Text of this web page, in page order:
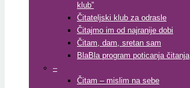
klub”
Čitateljski klub za odrasle
Čitajmo im od najranije dobi
Čitam, dam, sretan sam
BlaBla program poticanja čitanja
–
Čitam – mislim na sebe